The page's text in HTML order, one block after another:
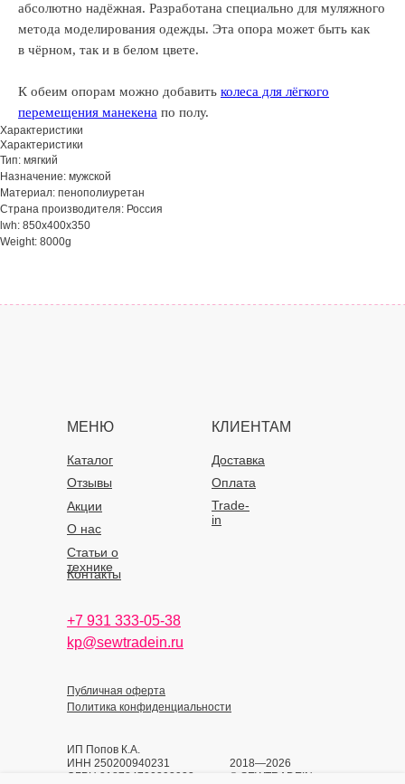
абсолютно надёжная. Разработана специально для муляжного
метода моделирования одежды. Эта опора может быть как
в чёрном, так и в белом цвете.
К обеим опорам можно добавить колеса для лёгкого
перемещения манекена по полу.
Характеристики
Характеристики
Тип: мягкий
Назначение: мужской
Материал: пенополиуретан
Страна производителя: Россия
lwh: 850x400x350
Weight: 8000g
МЕНЮ КЛИЕНТАМ
Каталог
О нас
Доставка
Статьи о
технике
Оплата
Отзывы
Акции
Контакты
Trade-
in
+7 931 333-05-38
kp@sewtradein.ru
ИП Попов К.А.
ИНН 250200940231
ОГРН 318784700393933
Политика конфиденциальности
Публичная оферта
2018—2026
© SEWTRADEIN